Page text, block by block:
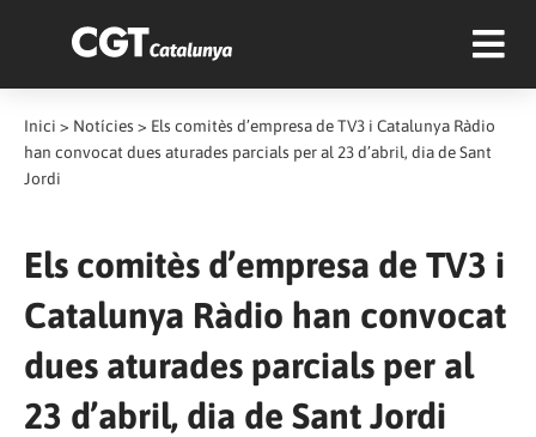
Inici > Notícies > Els comitès d’empresa de TV3 i Catalunya Ràdio
han convocat dues aturades parcials per al 23 d’abril, dia de Sant
Jordi
Els comitès d’empresa de TV3 i
Catalunya Ràdio han convocat
dues aturades parcials per al
23 d’abril, dia de Sant Jordi